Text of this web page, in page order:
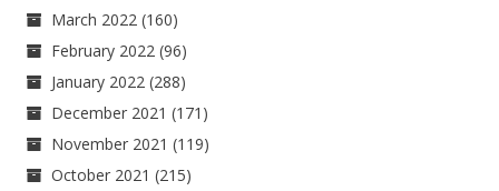
March 2022 (160)
February 2022 (96)
January 2022 (288)
December 2021 (171)
November 2021 (119)
October 2021 (215)